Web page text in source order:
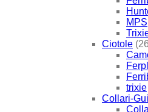
MPS
Ciotole
trixie
Collari-